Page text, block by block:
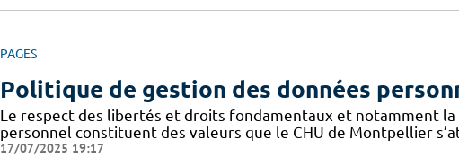
PAGES
Politique de gestion des données
Le respect des libertés et droits fondamentaux et notamment
personnel constituent des valeurs que le CHU de Montpellier
17/07/2025 19:17